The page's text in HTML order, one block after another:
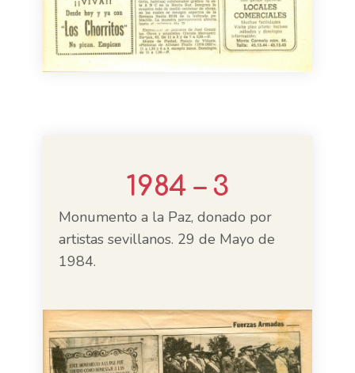
1984 – 3
Monumento a la Paz, donado por
artistas sevillanos. 29 de Mayo de
1984.